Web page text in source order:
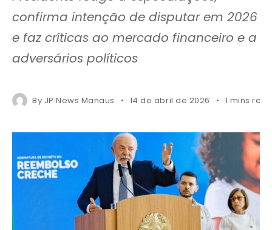
confirma intenção de disputar em 2026
e faz críticas ao mercado financeiro e a
adversários políticos
By JP News Manaus 14 de abril de 2026 1 mins